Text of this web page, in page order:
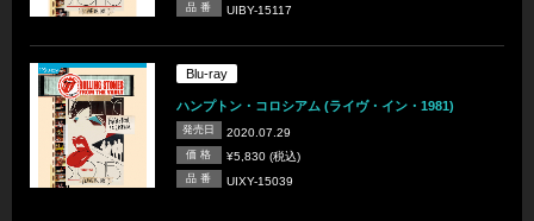
品 番 UIBY-15117
Blu-ray
ハンプトン・コロシアム (ライヴ・イン・1981)
発売日 2020.07.29
価 格 ¥5,830 (税込)
品 番 UIXY-15039